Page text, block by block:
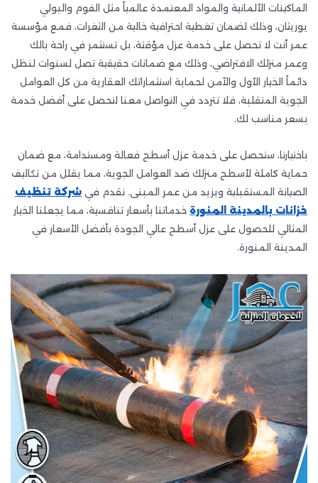
الماكينات الألمانية والمواد المعتمدة عالمياً مثل الفوم والبولي
يوريثان، وذلك لضمان تغطية احترافية خالية من الثغرات، فمع مؤسسة
عمر أنت لا تحصل على خدمة عزل مؤقتة، بل تستثمر في راحة بالك
وعمر منزلك الافتراضي، وذلك مع ضمانات حقيقية تصل لسنوات لنظل
دائماً الخيار الأول والآمن لحماية استثماراتك العقارية من كل العوامل
الجوية المتقلبة، فلا تتردد في التواصل معنا لتحصل على أفضل خدمة
بسعر مناسب لك.
باختيارنا، ستحصل على خدمة عزل أسطح فعالة ومستدامة، مع ضمان
حماية كاملة لأسطح منزلك ضد العوامل الجوية، مما يقلل من تكاليف
الصيانة المستقبلية ويزيد من عمر المبنى. نقدم في شركة تنظيف
خزانات بالمدينة المنورة خدماتنا بأسعار تنافسية، مما يجعلنا الخيار
المثالي للحصول على عزل أسطح عالي الجودة بأفضل الأسعار في
المدينة المنورة.